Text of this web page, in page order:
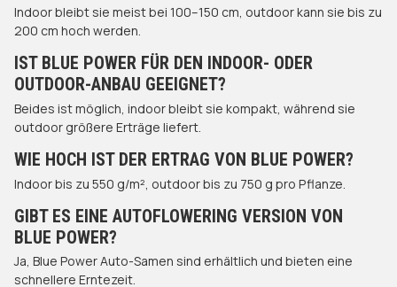
Indoor bleibt sie meist bei 100–150 cm, outdoor kann sie bis zu
200 cm hoch werden.
IST BLUE POWER FÜR DEN INDOOR- ODER
OUTDOOR-ANBAU GEEIGNET?
Beides ist möglich, indoor bleibt sie kompakt, während sie
outdoor größere Erträge liefert.
WIE HOCH IST DER ERTRAG VON BLUE POWER?
Indoor bis zu 550 g/m², outdoor bis zu 750 g pro Pflanze.
GIBT ES EINE AUTOFLOWERING VERSION VON
BLUE POWER?
Ja, Blue Power Auto-Samen sind erhältlich und bieten eine
schnellere Erntezeit.